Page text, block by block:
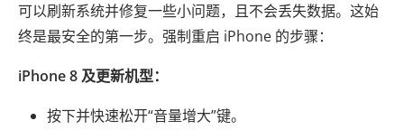
可以刷新系统并修复一些小问题，且不会丢失数据。这始
终是最安全的第一步。强制重启 iPhone 的步骤：
iPhone 8 及更新机型：
按下并快速松开“音量增大”键。